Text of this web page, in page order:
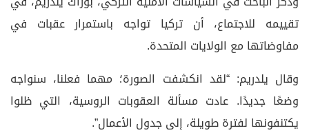
تقييمه للاجتماع، أن تركيا تواجه باستمرار عقبات في
مفاوضاتها مع الولايات المتحدة.
وقال يلدريم: “لقد انكشفت الصورة؛ مهما فعلنا، سنواجه
وضعًا جديدًا. عادت مسألة العقوبات الروسية، التي ظلوا
يكتنفونها لفترة طويلة، إلى جدول الأعمال”.